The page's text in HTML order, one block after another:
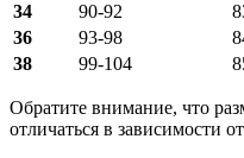
34
90-92
36
93-98
38
99-104
Обратите внимание, что
отличаться в зависимости